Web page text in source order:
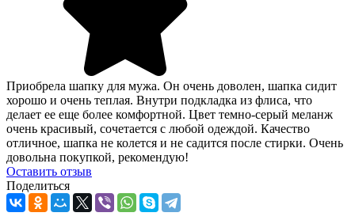
Приобрела шапку для мужа. Он очень доволен, шапка сидит
хорошо и очень теплая. Внутри подкладка из флиса, что
делает ее еще более комфортной. Цвет темно-серый меланж
очень красивый, сочетается с любой одеждой. Качество
отличное, шапка не колется и не садится после стирки. Очень
довольна покупкой, рекомендую!
Оcтавить отзыв
Поделиться